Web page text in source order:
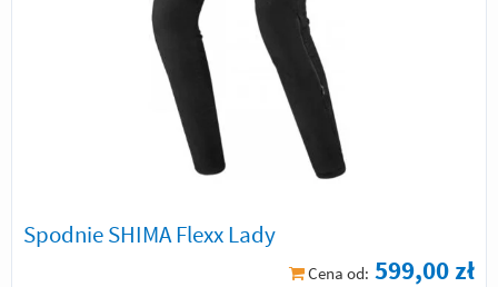
Spodnie SHIMA Flexx Lady
Cena od: 599,00 zł